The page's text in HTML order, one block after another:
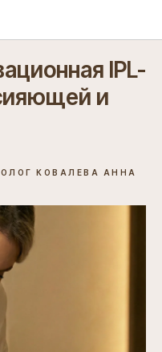
IPL-
и
КОВАЛЕВА АННА